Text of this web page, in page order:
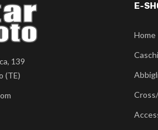
139
(TE)
E-
Home
Caschi